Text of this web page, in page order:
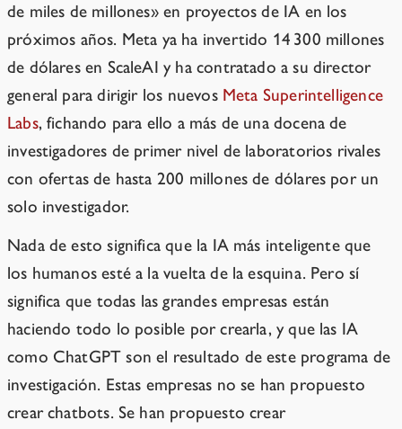
de miles de millones» en proyectos de IA en los
próximos años. Meta ya ha invertido 14 300 millones
de dólares en ScaleAI y ha contratado a su director
general para dirigir los nuevos Meta Superintelligence
Labs, fichando para ello a más de una docena de
investigadores de primer nivel de laboratorios rivales
con ofertas de hasta 200 millones de dólares por un
solo investigador.
Nada de esto significa que la IA más inteligente que
los humanos esté a la vuelta de la esquina. Pero sí
significa que todas las grandes empresas están
haciendo todo lo posible por crearla, y que las IA
como ChatGPT son el resultado de este programa de
investigación. Estas empresas no se han propuesto
crear chatbots. Se han propuesto crear